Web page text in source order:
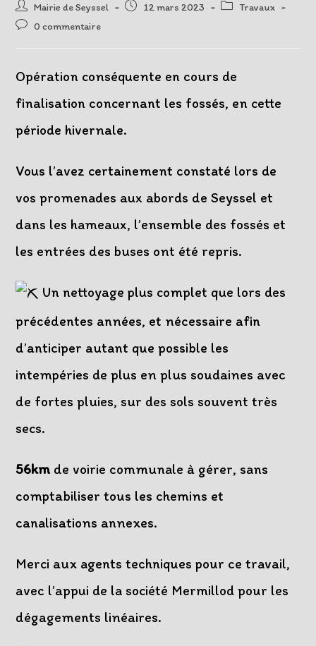
Auteur/autrice
de
Mairie de Seyssel
Post 12 mars 2023
PostTravaux
Post0 commentaire
Opération conséquente en cours de
finalisation concernant les fossés, en cette
période hivernale.
Vous l’avez certainement constaté lors de
vos promenades aux abords de Seyssel et
dans les hameaux, l’ensemble des fossés et
les entrées des buses ont été repris.
Un nettoyage plus complet que lors des
précédentes années, et nécessaire afin
d’anticiper autant que possible les
intempéries de plus en plus soudaines avec
de fortes pluies, sur des sols souvent très
secs.
56kmde voirie communale à gérer, sans
comptabiliser tous les chemins et
canalisations annexes.
Merci aux agents techniques pour ce travail,
avec l’appui de la société Mermillod pour les
dégagements linéaires.